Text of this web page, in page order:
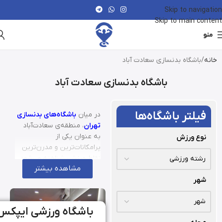
Skip to navigation
Skip to main content
منو
خانه باشگاه بدنسازی سعادت آباد
باشگاه بدنسازی سعادت آباد
فیلتر باشگاه‌ها
نوع ورزش
شهر
در میان باشگاه‌های بدنسازی
تهران، منطقه‌ی سعادت‌آباد
به عنوان یکی از
پرامکانات‌ترین و مدرن‌ترین
نقاط ورزشی شناخته می‌شود.
حضور مجموعه‌های مجهز،
فضای لوکس و دسترسی
مناسب باعث شده تاباشگاه
بدنسازی سعادت‌آبادیکی از
گزینه‌های محبوب میان
مشاهده بیشتر
باشگاه ورزشی